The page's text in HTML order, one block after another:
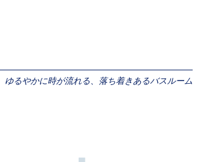
るやかに時が流れる、落ち着きあるバスルーム